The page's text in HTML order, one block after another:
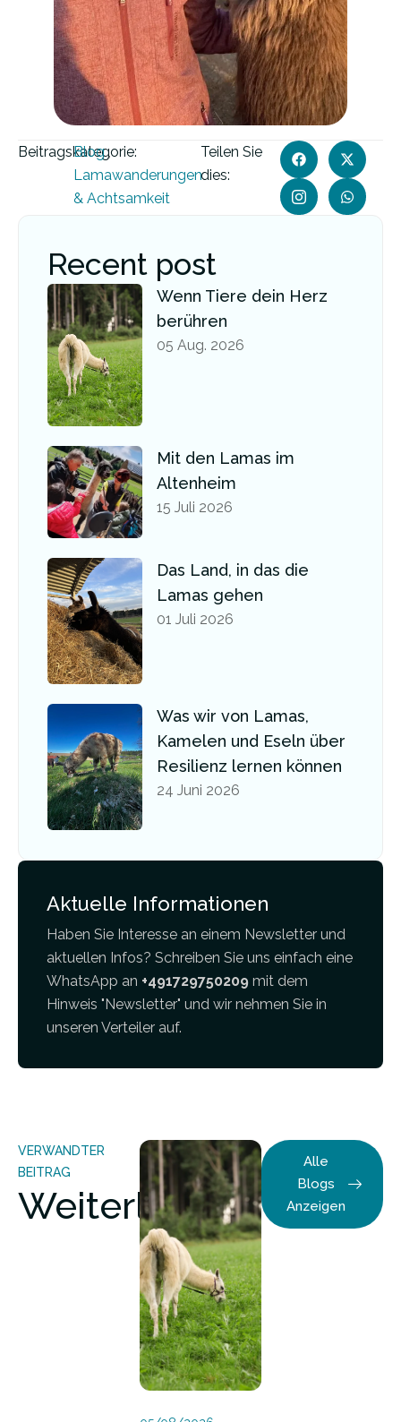
Beitragskategorie:
Blog ,
Lamawanderungen
& Achtsamkeit
Teilen Sie
dies:
Recent post
Wenn Tiere dein Herz
berühren
05 Aug. 2026
Mit den Lamas im
Altenheim
15 Juli 2026
Das Land, in das die
Lamas gehen
01 Juli 2026
Was wir von Lamas,
Kamelen und Eseln über
Resilienz lernen können
24 Juni 2026
Aktuelle Informationen
Haben Sie Interesse an einem Newsletter und
aktuellen Infos? Schreiben Sie uns einfach eine
WhatsApp an +491729750209 mit dem
Hinweis "Newsletter" und wir nehmen Sie in
unseren Verteiler auf.
VERWANDTER
BEITRAG
Weiterlesen
Alle
Blogs
Anzeigen